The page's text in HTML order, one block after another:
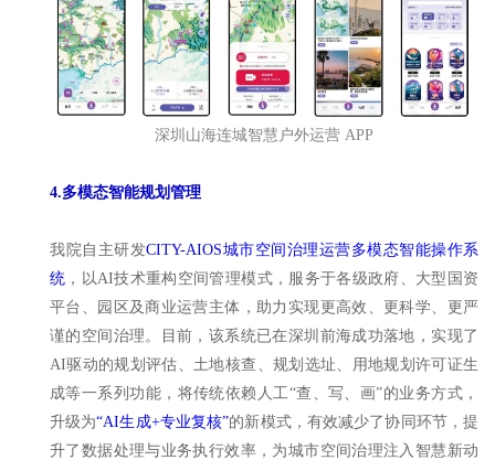
深圳山海连城智慧户外运营 APP
4.多模态智能规划管理
我院自主研发CITY-AIOS城市空间治理运营多模态智能操作系
统 ，以AI技术重构空间管理模式，服务于各级政府、大型国资
平台、园区及商业运营主体，助力实现更高效、更科学、更严
谨的空间治理。目前，该系统已在深圳前海成功落地，实现了
AI驱动的规划评估、土地核查、规划选址、用地规划许可证生
成等一系列功能，将传统依赖人工“查、写、画”的业务方式，
升级为“AI生成+专业复核”的新模式，有效减少了协同环节，提
升了数据处理与业务执行效率，为城市空间治理注入智慧新动